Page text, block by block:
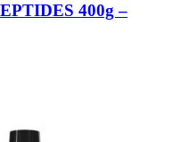
400g –